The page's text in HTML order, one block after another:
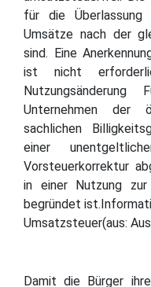
für die Überlassung
Umsätze nach der
sind. Eine
ist nicht
Nutzungsänderung
Unternehmen der
sachlichen
einer
Vorsteuerkorrektur
in einer Nutzung zur
begründet
Umsatzsteuer(aus:
Damit die Bürger